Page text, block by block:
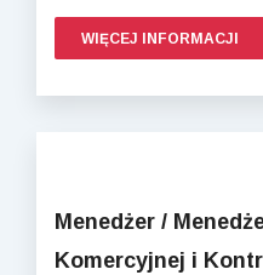
WIĘCEJ INFORMACJI
Menedżer /
Komercyjnej i